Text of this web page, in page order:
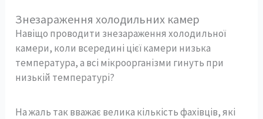
Знезараження холодильних камер
Навіщо проводити знезараження холодильної
камери, коли всередині цієї камери низька
температура, а всі мікроорганізми гинуть при
низькій температурі?
На жаль так вважає велика кількість фахівців, які